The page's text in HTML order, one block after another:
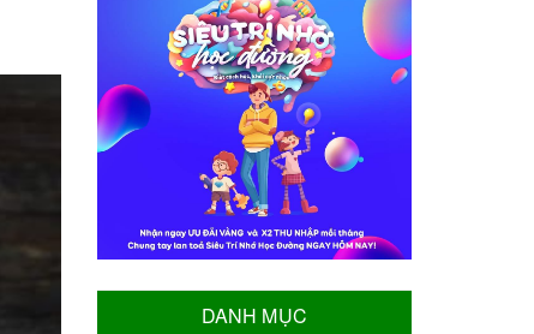
DANH MỤC